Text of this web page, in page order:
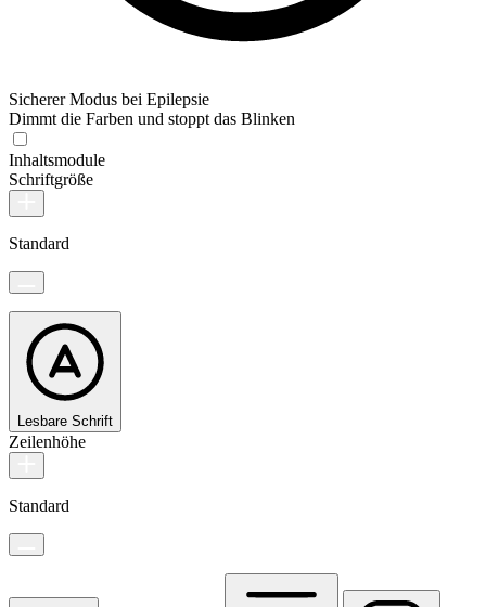
Sicherer Modus bei Epilepsie
Dimmt die Farben und stoppt das Blinken
Inhaltsmodule
Schriftgröße
Standard
Lesbare Schrift
Zeilenhöhe
Standard